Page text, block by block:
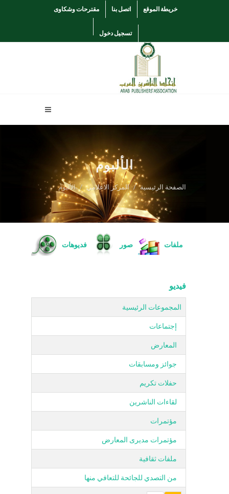
خريطة الموقع اتصل بنا مقترحات وشكاوى
تسجيل دخول
الألبوم
الصفحة الرئيسية المركز الاعلامي الألبوم
ملفات صور فديوهات
فيديو
المجموعات الرئيسية
إجتماعات
المعارض
جوائز ومسابقات
حفلات تكريم
لقاءات الناشرين
مؤتمرات
مؤتمرات مديرى المعارض
ملفات ثقافية
من التصدي للجائحة للتعافي منها